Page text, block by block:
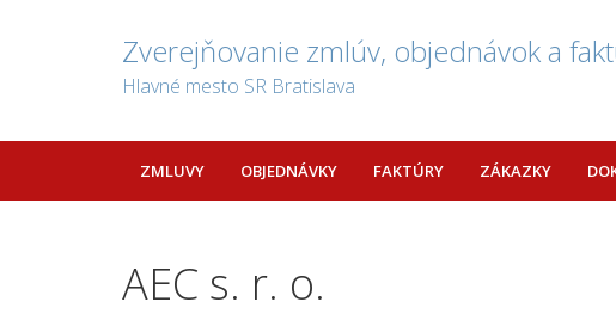
Zverejňovanie zmlúv, objednávok a
Hlavné mesto SR Bratislava
ZMLUVY OBJEDNÁVKY FAKTÚRY ZÁKAZKY
AEC s. r. o.